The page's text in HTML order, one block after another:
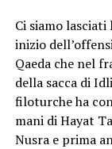
Ci siamo
inizio
Qaeda che nel
della sacca di
filoturche ha
mani di Hayat
Nusra e prima